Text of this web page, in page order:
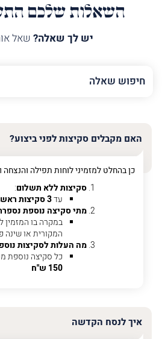
השאלות שלכם
יש לך שאלה? שאל
השם
שלך
טלפון (חובה)
האם מקבלים סקיצות לפני ביצוע?
כן בהחלט למזמיני לוחות תפילה והנצחה
סקיצות ללא תשלום:
עד3 סקיצות ראשוניות
מתי סקיצה נוספת
במקרה בו המזמין
המקורית או שינה
מה העלות לסקיצות
כל סקיצה נוספת
150 ש"ח
איך לנסח הקדשה